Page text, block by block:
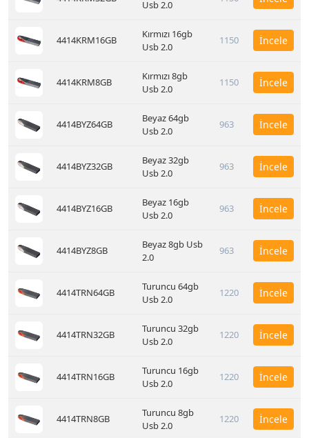
Usb 2.0
4414KRM16GB
Kırmızı 16gb
Usb 2.0
1150 İncele
4414KRM8GB
Kırmızı 8gb
Usb 2.0
1150 İncele
4414BYZ64GB
Beyaz 64gb
Usb 2.0
963 İncele
4414BYZ32GB
Beyaz 32gb
Usb 2.0
963 İncele
4414BYZ16GB
Beyaz 16gb
Usb 2.0
963 İncele
4414BYZ8GB
Beyaz 8gb Usb
2.0
963 İncele
4414TRN64GB
Turuncu 64gb
Usb 2.0
1220 İncele
4414TRN32GB
Turuncu 32gb
Usb 2.0
1220 İncele
4414TRN16GB
Turuncu 16gb
Usb 2.0
1220 İncele
4414TRN8GB
Turuncu 8gb
Usb 2.0
1220 İncele